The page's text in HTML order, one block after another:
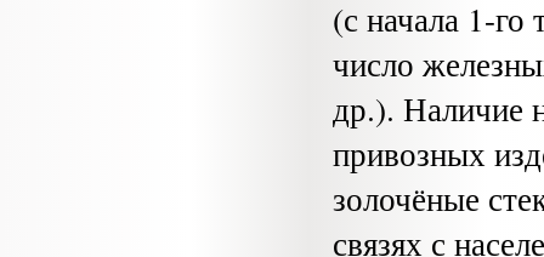
(с начала 1-го
число
др.). Наличие
привозных
золочёные
связях с